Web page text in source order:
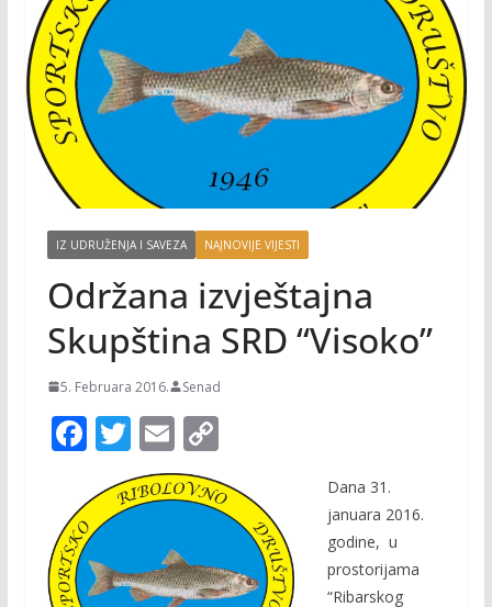
IZ UDRUŽENJA I SAVEZA NAJNOVIJE VIJESTI
Održana izvještajna
Skupština SRD “Visoko”
5. Februara 2016. Senad
F
e
b
o
T
w
itt
E
m
ai
l
C
o
p
y
Li
Dana 31.
januara 2016.
godine, u
prostorijama
“Ribarskog